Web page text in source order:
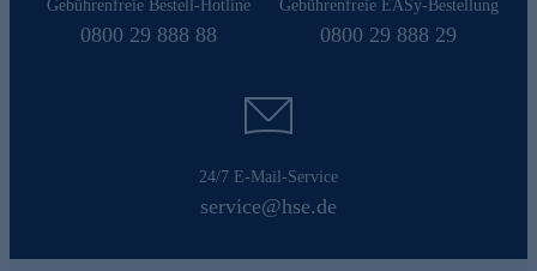
Gebührenfreie Bestell-Hotline
0800 29 888 88
Gebührenfreie EASy-Bestellung
0800 29 888 29
24/7 E-Mail-Service
service@hse.de